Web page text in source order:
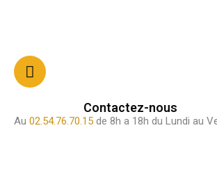
Contactez-nous
Au 02.54.76.70.15 de 8h a 18h du Lundi au